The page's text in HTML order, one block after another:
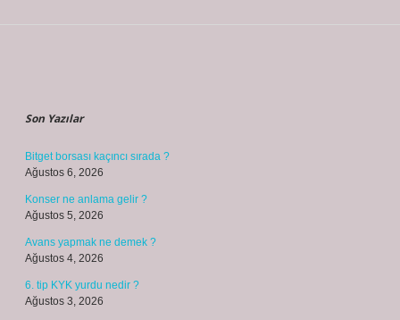
Son Yazılar
Bitget borsası kaçıncı sırada ?
Ağustos 6, 2026
Konser ne anlama gelir ?
Ağustos 5, 2026
Avans yapmak ne demek ?
Ağustos 4, 2026
6. tip KYK yurdu nedir ?
Ağustos 3, 2026